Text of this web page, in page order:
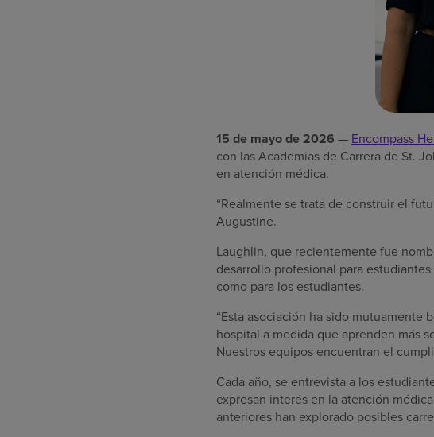
15 de mayo de 2026 — Encompass
con las Academias de Carrera de St.
en atención médica.
“Realmente se trata de construir el
Augustine.
Laughlin, que recientemente fue
desarrollo profesional para
como para los estudiantes.
“Esta asociación ha sido mutuamente
hospital a medida que aprenden más
Nuestros equipos encuentran el
Cada año, se entrevista a los
expresan interés en la atención
anteriores han explorado posibles